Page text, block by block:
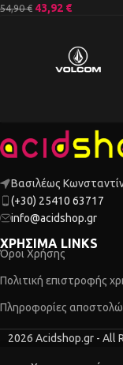
54,90€ 43,92 €
Βασιλέως
(+30) 25410 63717
info@acidshop.gr
ΧΡΗΣΙΜΑ LINKS
Όροι Χρήσης
Πολιτική επιστροφής
Πληροφορίες
2026 Acidshop.gr - All